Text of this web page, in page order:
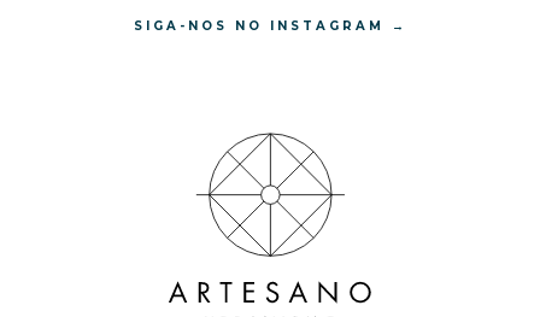
SIGA-NOS NO INSTAGRAM →